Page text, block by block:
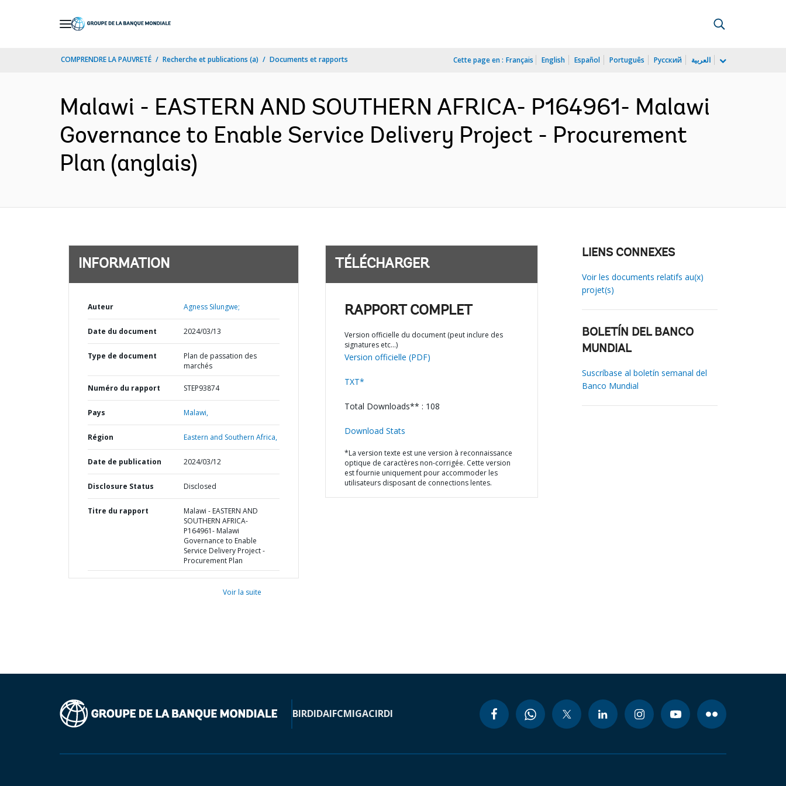
COMPRENDRE LA PAUVRETÉ Recherche et publications (a) Documents et rapports Cette page en : Français English Español Português Русский العربية
Malawi - EASTERN AND SOUTHERN AFRICA- P164961- Malawi
Governance to Enable Service Delivery Project - Procurement
Plan (anglais)
INFORMATION
Auteur Agness Silungwe;
Date du document 2024/03/13
Type de document
Plan de passation des
marchés
Numéro du rapport STEP93874
Pays Malawi,
Région Eastern and Southern Africa,
Date de publication 2024/03/12
Disclosure Status Disclosed
Titre du rapport
Malawi - EASTERN AND
SOUTHERN AFRICA-
P164961- Malawi
Governance to Enable
Service Delivery Project -
Procurement Plan
Voir la suite
TÉLÉCHARGER
RAPPORT COMPLET
Version officielle du document (peut inclure des
signatures etc…)
Version officielle (PDF)
TXT*
Total Downloads** : 108
Download Stats
*La version texte est une version à reconnaissance
optique de caractères non-corrigée. Cette version
est fournie uniquement pour accommoder les
utilisateurs disposant de connections lentes.
LIENS CONNEXES
Voir les documents relatifs au(x)
projet(s)
BOLETÍN DEL BANCO
MUNDIAL
Suscríbase al boletín semanal del
Banco Mundial
BIRDIDAIFCMIGACIRDI